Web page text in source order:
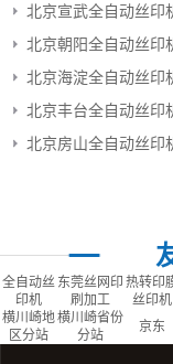
北京宣武全自动丝印
北京朝阳全自动丝印
北京海淀全自动丝印
北京丰台全自动丝印
北京房山全自动丝印
全自动丝
印机
东莞丝网印
刷加工
热转印
丝印机
横川崎地
区分站
横川崎省份
分站
京东